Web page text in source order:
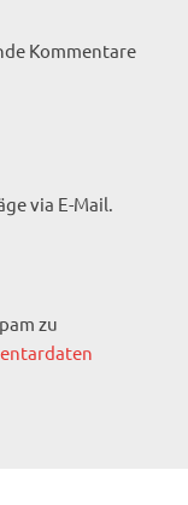
Kommentare
via E-Mail.
zu